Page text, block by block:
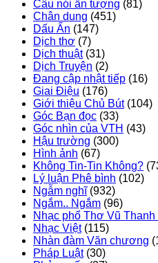
Câu nói ấn tượng (81)
Chân dung (451)
Dấu Ấn (147)
Dịch thơ (7)
Dịch thuật(31)
Dịch Truyện (2)
Đang cập nhật tiếp (16)
Giai Điệu (176)
Giới thiệu Chủ Bút(104)
Góc Bạn đọc (33)
Góc nhìn của VTH (43)
Hậu trường (300)
Hình ảnh (67)
Không Tin-Tin Không?
Lý luận Phê bình (102)
Ngẫm nghĩ(932)
Ngắm.. Ngắm (96)
Nhạc phổ Thơ Vũ Thanh
Nhạc Việt(115)
Nhàn đàm Văn chương
Pháp Luật(30)